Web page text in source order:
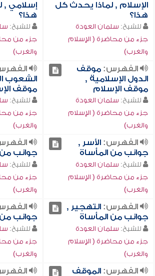
الإسلام , لماذا يحدث كل
هذا؟
للشيخ: سلمان العودة
جزء من محاضرة ( الإسلام
والغرب)
إسلامي ,
هذا؟
للشيخ:
جزء من
والغرب)
الفهرس:موقف
الدول الإسلامية ,
موقف الإسلام
للشيخ: سلمان العودة
جزء من محاضرة ( الإسلام
والغرب)
الشعوب
موقف
للشيخ:
جزء من
والغرب)
الفهرس:الأسر ,
جوانب من المأساة
للشيخ: سلمان العودة
جزء من محاضرة ( الإسلام
والغرب)
جوانب من
للشيخ:
جزء من
والغرب)
الفهرس:التهجير ,
جوانب من المأساة
للشيخ: سلمان العودة
جزء من محاضرة ( الإسلام
والغرب)
جوانب من
للشيخ:
جزء من
والغرب)
الفهرس:الموقف